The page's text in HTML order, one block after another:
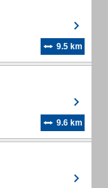
9.5 km
9.6 km